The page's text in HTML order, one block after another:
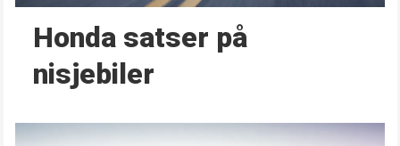
Honda satser på
nisjebiler